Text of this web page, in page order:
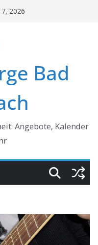
2026
Bad
Angebote, Kalender